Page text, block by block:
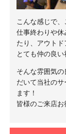
こんな感じで、
仕事終わりや
たり、アウトド
とても仲の良
そんな雰囲気
だいて当社の
ます！
皆様のご来店お